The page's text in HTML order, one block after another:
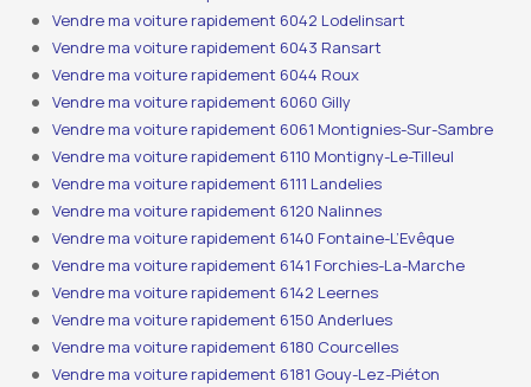
Vendre ma voiture rapidement 6042 Lodelinsart
Vendre ma voiture rapidement 6043 Ransart
Vendre ma voiture rapidement 6044 Roux
Vendre ma voiture rapidement 6060 Gilly
Vendre ma voiture rapidement 6061 Montignies-Sur-Sambre
Vendre ma voiture rapidement 6110 Montigny-Le-Tilleul
Vendre ma voiture rapidement 6111 Landelies
Vendre ma voiture rapidement 6120 Nalinnes
Vendre ma voiture rapidement 6140 Fontaine-L’Evêque
Vendre ma voiture rapidement 6141 Forchies-La-Marche
Vendre ma voiture rapidement 6142 Leernes
Vendre ma voiture rapidement 6150 Anderlues
Vendre ma voiture rapidement 6180 Courcelles
Vendre ma voiture rapidement 6181 Gouy-Lez-Piéton